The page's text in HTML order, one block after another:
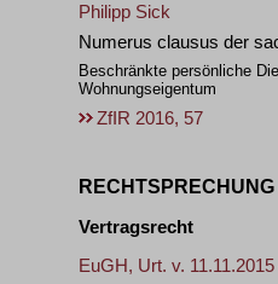
Philipp Sick
Numerus clausus der
Beschränkte persönliche
Wohnungseigentum
ZfIR 2016, 57
RECHTSPRECHUNG
Vertragsrecht
EuGH, Urt. v.